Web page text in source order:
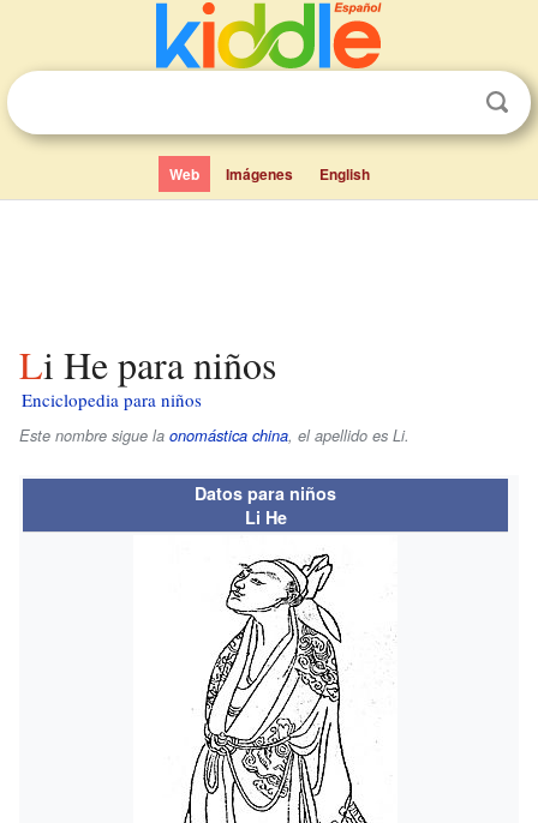
Web Imágenes English
Li He para niños
Enciclopedia para niños
Este nombre sigue la onomástica china, el apellido es Li.
Datos para niños
Li He